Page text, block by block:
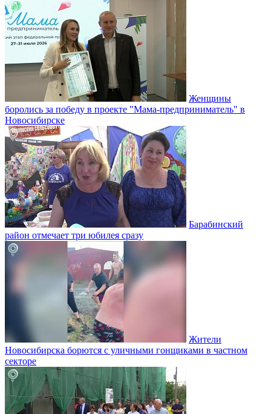
Женщины
боролись за победу в проекте "Мама-предприниматель" в
Новосибирске
Барабинский
район отмечает три юбилея сразу
Жители
Новосибирска борются с уличными гонщиками в частном
секторе